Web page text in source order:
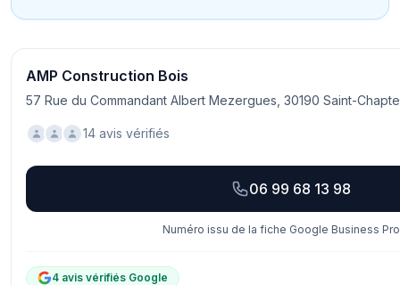
AMP Construction Bois
57 Rue du Commandant Albert Mezergues, 30190 Saint-
14 avis vérifiés
06 99 68 13 98
Numéro issu de la fiche Google Business
4 avis vérifiés Google